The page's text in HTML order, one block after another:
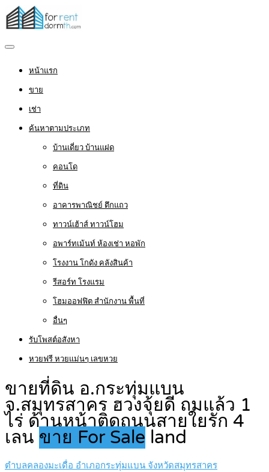
หน้าแรก
ขาย
เช่า
ค้นหาตามประเภท
บ้านเดี่ยว บ้านแฝด
คอนโด
ที่ดิน
อาคารพาณิชย์ ตึกแถว
ทาวน์เฮ้าส์ ทาวน์โฮม
อพาร์ทเม้นท์ ห้องเช่า หอพัก
โรงงาน โกดัง คลังสินค้า
รีสอร์ท โรงแรม
โฮมออฟฟิต สำนักงาน พื้นที่
อื่นๆ
รับโพสต์อสังหา
หวยฟรี หวยแม่นๆ เลขหวย
ขายที่ดิน อ.กระทุ่มแบน
จ.สมุทรสาคร ฮวงจุ้ยดี ถมแล้ว 1
ไร่ ด้านหน้าติดถนนสายใยรัก 4
เลน ขาย For Sale land
ตำบลคลองมะเดื่อ อำเภอกระทุ่มแบน จังหวัดสมุทรสาคร